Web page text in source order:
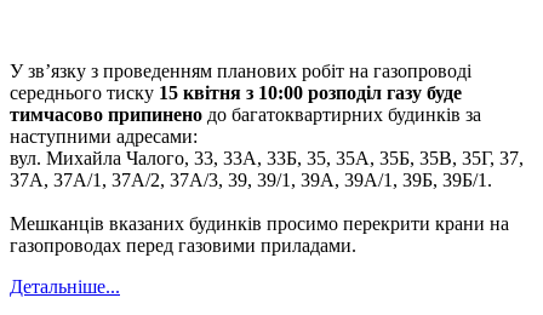
У зв’язку з проведенням планових робіт на газопроводі
середнього тиску 15 квітня з 10:00 розподіл газу буде
тимчасово припинено до багатоквартирних будинків за
наступними адресами:
вул. Михайла Чалого, 33, 33А, 33Б, 35, 35А, 35Б, 35В, 35Г, 37,
37А, 37А/1, 37А/2, 37А/3, 39, 39/1, 39А, 39А/1, 39Б, 39Б/1.
Мешканців вказаних будинків просимо перекрити крани на
газопроводах перед газовими приладами.
Детальніше...